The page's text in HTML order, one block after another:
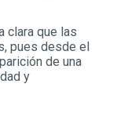
clara que las
pues desde el
de una
y